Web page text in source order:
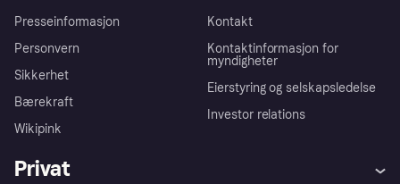
Presseinformasjon
Personvern
Sikkerhet
Bærekraft
Wikipink
Kontakt
Kontaktinformasjon for
myndigheter
Eierstyring og selskapsledelse
Investor relations
Privat